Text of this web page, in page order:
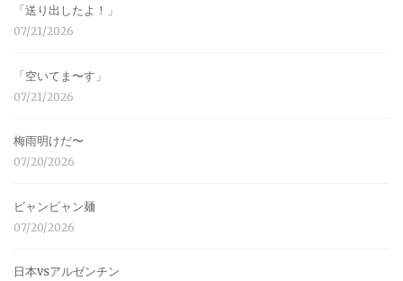
「送り出したよ！」
07/21/2026
「空いてま〜す」
07/21/2026
梅雨明けだ〜
07/20/2026
ビャンビャン麺
07/20/2026
日本vsアルゼンチン